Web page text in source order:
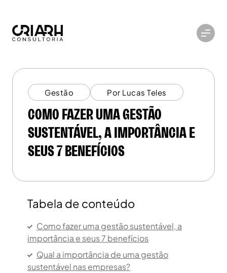
Gestão Por Lucas Teles
COMO FAZER UMA GESTÃO
SUSTENTÁVEL, A IMPORTÂNCIA E
SEUS 7 BENEFÍCIOS
Tabela de conteúdo
Como fazer uma gestão sustentável, a
importância e seus 7 benefícios
Qual a importância de uma gestão
sustentável nas empresas?